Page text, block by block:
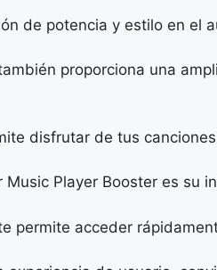
de potencia y estilo en el
proporciona una
disfrutar de tus
Player Booster es su
permite acceder